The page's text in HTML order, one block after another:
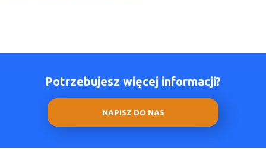
Potrzebujesz więcej informacji?
NAPISZ DO NAS